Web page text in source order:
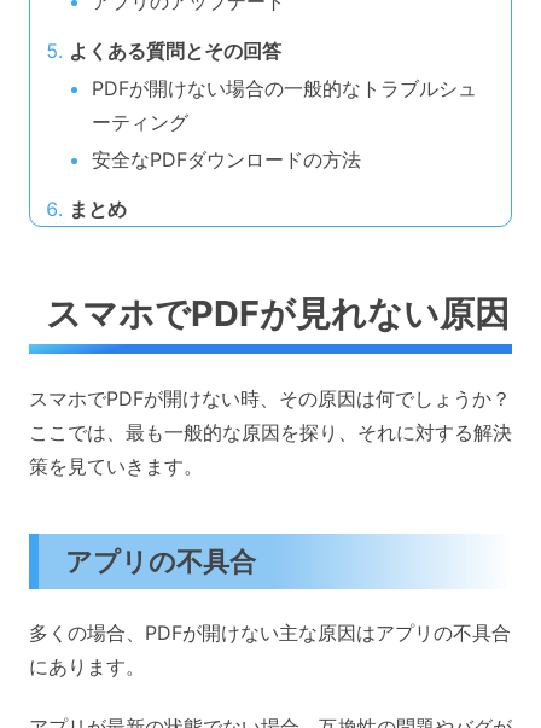
よくある質問とその回答
PDFが開けない場合の一般的なトラブルシュ
ーティング
安全なPDFダウンロードの方法
まとめ
スマホでPDFが見れない原因
スマホでPDFが開けない時、その原因は何でしょうか？
ここでは、最も一般的な原因を探り、それに対する解決
策を見ていきます。
アプリの不具合
多くの場合、PDFが開けない主な原因はアプリの不具合
にあります。